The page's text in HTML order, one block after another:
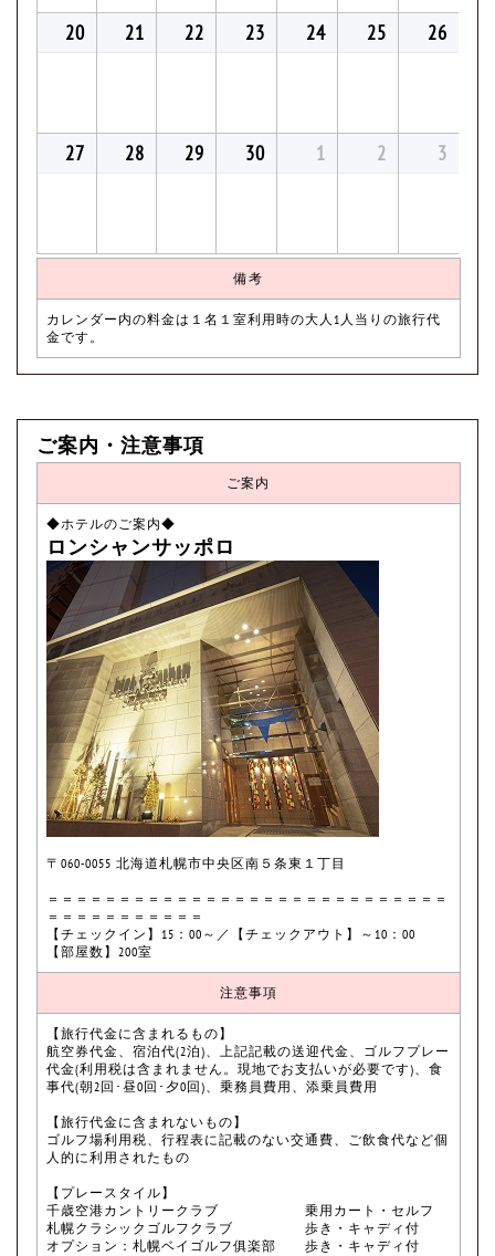
20 21 22 23 24 25 26
27 28 29 30 1 2 3
備考
カレンダー内の料金は１名１室利用時の大人1人当りの旅行代
金です。
ご案内・注意事項
ご案内
◆ホテルのご案内◆
ロンシャンサッポロ
〒060-0055 北海道札幌市中央区南５条東１丁目
＝＝＝＝＝＝＝＝＝＝＝＝＝＝＝＝＝＝＝＝＝＝＝＝＝＝＝＝
＝＝＝＝＝＝＝＝＝＝＝
【チェックイン】15：00～／【チェックアウト】～10：00
【部屋数】200室
注意事項
【旅行代金に含まれるもの】
航空券代金、宿泊代(2泊)、上記記載の送迎代金、ゴルフプレー
代金(利用税は含まれません。現地でお支払いが必要です)、食
事代(朝2回･昼0回･夕0回)、乗務員費用、添乗員費用
【旅行代金に含まれないもの】
ゴルフ場利用税、行程表に記載のない交通費、ご飲食代など個
人的に利用されたもの
【プレースタイル】
千歳空港カントリークラブ 乗用カート・セルフ
札幌クラシックゴルフクラブ 歩き・キャディ付
オプション：札幌ベイゴルフ俱楽部 歩き・キャディ付